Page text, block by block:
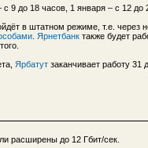
9 до 18 часов, 1 января – с 12
в штатном режиме, т.е. через
Ярнетбанк также будет
Ярбатут заканчивает работу
расширены до 12 Гбит/сек.